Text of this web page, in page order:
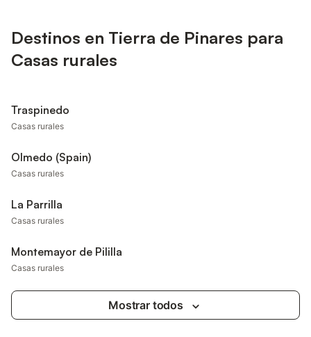
Destinos en Tierra de Pinares para
Casas rurales
Traspinedo
Casas rurales
Olmedo (Spain)
Casas rurales
La Parrilla
Casas rurales
Montemayor de Pililla
Casas rurales
Mostrar todos